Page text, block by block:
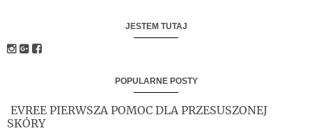
JESTEM TUTAJ
POPULARNE POSTY
EVREE PIERWSZA POMOC DLA PRZESUSZONEJ
SKÓRY